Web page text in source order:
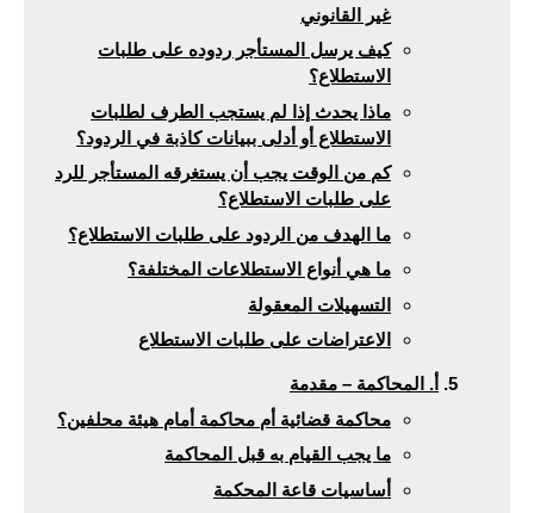
غير القانوني
كيف يرسل المستأجر ردوده على طلبات
الاستطلاع؟
ماذا يحدث إذا لم يستجب الطرف لطلبات
الاستطلاع أو أدلى ببيانات كاذبة في الردود؟
كم من الوقت يجب أن يستغرقه المستأجر للرد
على طلبات الاستطلاع؟
ما الهدف من الردود على طلبات الاستطلاع؟
ما هي أنواع الاستطلاعات المختلفة؟
التسهيلات المعقولة
الاعتراضات على طلبات الاستطلاع
أ. المحاكمة – مقدمة
محاكمة قضائية أم محاكمة أمام هيئة محلفين؟
ما يجب القيام به قبل المحاكمة
أساسيات قاعة المحكمة